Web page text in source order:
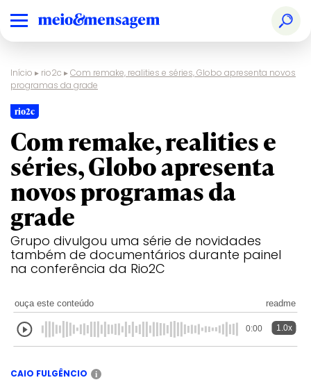
Início ▸ rio2c ▸Com remake, realities e séries, Globo apresenta novos
programas da grade
rio2c
Com remake, realities e
séries, Globo apresenta
novos programas da
grade
Grupo divulgou uma série de novidades
também de documentários durante painel
na conferência da Rio2C
ouça este conteúdo readme
0:00 1.0x
CAIO FULGÊNCIO i